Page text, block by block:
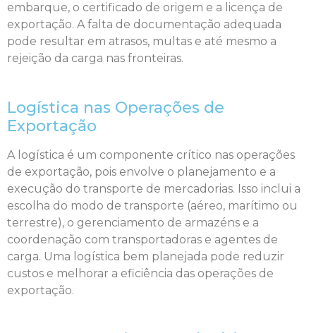
embarque, o certificado de origem e a licença de
exportação. A falta de documentação adequada
pode resultar em atrasos, multas e até mesmo a
rejeição da carga nas fronteiras.
Logística nas Operações de
Exportação
A logística é um componente crítico nas operações
de exportação, pois envolve o planejamento e a
execução do transporte de mercadorias. Isso inclui a
escolha do modo de transporte (aéreo, marítimo ou
terrestre), o gerenciamento de armazéns e a
coordenação com transportadoras e agentes de
carga. Uma logística bem planejada pode reduzir
custos e melhorar a eficiência das operações de
exportação.